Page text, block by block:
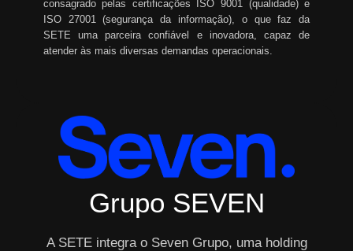
consagrado pelas certificações ISO 9001 (qualidade) e
ISO 27001 (segurança da informação), o que faz da
SETE uma parceira confiável e inovadora, capaz de
atender às mais diversas demandas operacionais.
Grupo SEVEN
A SETE integra o Seven Grupo, uma holding